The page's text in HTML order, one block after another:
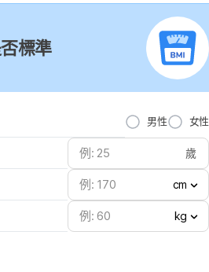
標準
男性 女性
歲
cm
kg